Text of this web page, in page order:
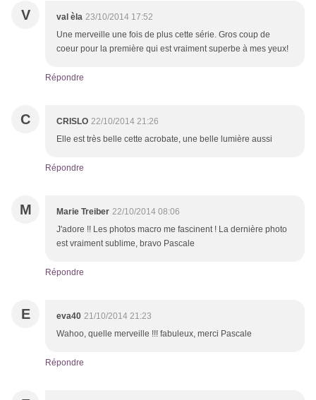
V val èla 23/10/2014 17:52
Une merveille une fois de plus cette série. Gros coup de
coeur pour la première qui est vraiment superbe à mes yeux!
Répondre
C CRISLO 22/10/2014 21:26
Elle est très belle cette acrobate, une belle lumière aussi
Répondre
M Marie Treiber 22/10/2014 08:06
J'adore !! Les photos macro me fascinent ! La dernière photo
est vraiment sublime, bravo Pascale
Répondre
E eva40 21/10/2014 21:23
Wahoo, quelle merveille !!! fabuleux, merci Pascale
Répondre